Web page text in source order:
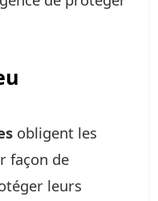
obligent les
façon de
leurs